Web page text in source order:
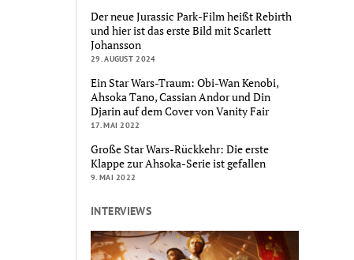
Der neue Jurassic Park-Film heißt Rebirth
und hier ist das erste Bild mit Scarlett
Johansson
29. AUGUST 2024
Ein Star Wars-Traum: Obi-Wan Kenobi,
Ahsoka Tano, Cassian Andor und Din
Djarin auf dem Cover von Vanity Fair
17. MAI 2022
Große Star Wars-Rückkehr: Die erste
Klappe zur Ahsoka-Serie ist gefallen
9. MAI 2022
INTERVIEWS